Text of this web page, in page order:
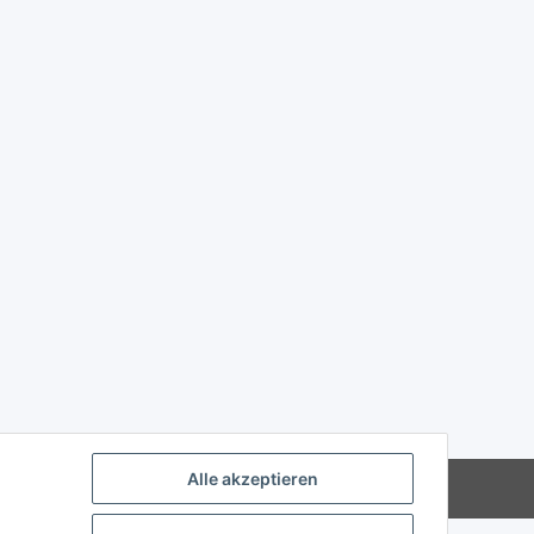
Powered by
Alle akzeptieren